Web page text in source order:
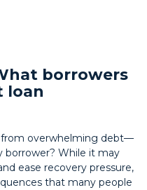
borrowers
loan
overwhelming debt—
borrower? While it may
ease recovery pressure,
that many people